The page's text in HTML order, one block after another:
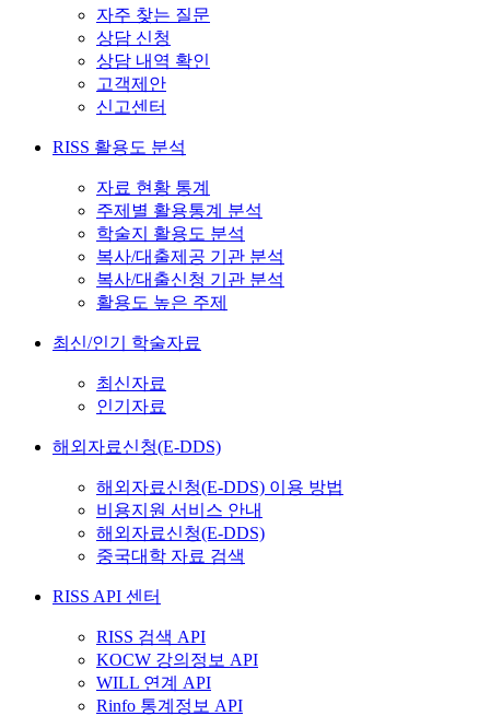
자주 찾는 질문
상담 신청
상담 내역 확인
고객제안
신고센터
RISS 활용도 분석
자료 현황 통계
주제별 활용통계 분석
학술지 활용도 분석
복사/대출제공 기관 분석
복사/대출신청 기관 분석
활용도 높은 주제
최신/인기 학술자료
최신자료
인기자료
해외자료신청(E-DDS)
해외자료신청(E-DDS) 이용 방법
비용지원 서비스 안내
해외자료신청(E-DDS)
중국대학 자료 검색
RISS API 센터
RISS 검색 API
KOCW 강의정보 API
WILL 연계 API
Rinfo 통계정보 API